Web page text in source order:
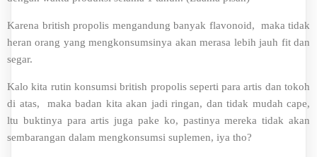
Karena british propolis mengandung banyak flavonoid, maka tidak
heran orang yang mengkonsumsinya akan merasa lebih jauh fit dan
segar.
Kalo kita rutin konsumsi british propolis seperti para artis dan tokoh
di atas, maka badan kita akan jadi ringan, dan tidak mudah cape,
ltu buktinya para artis juga pake ko, pastinya mereka tidak akan
sembarangan dalam mengkonsumsi suplemen, iya tho?